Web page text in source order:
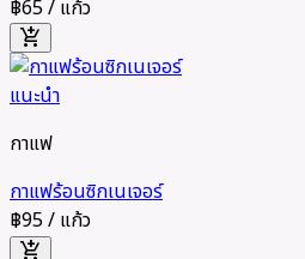
฿65/ แก้ว
add_shopping_cart
แนะนำ
กาแฟ
กาแฟร้อนซิกเนเจอร์
฿95/ แก้ว
add_shopping_cart